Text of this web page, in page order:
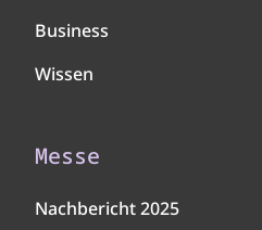
Business
Wissen
Messe
Nachbericht 2025